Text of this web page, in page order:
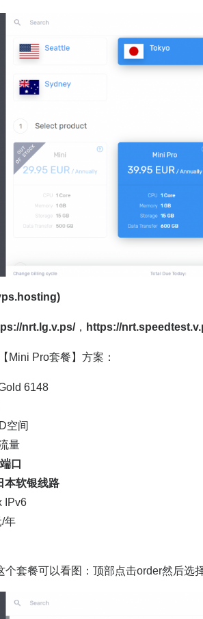
nrt.lg.v.ps/， https://
【Mini Pro套餐】方案：
6148
空间
量
口
本软银线路
IPv6
年
个套餐可以看图：顶部点击order然后选